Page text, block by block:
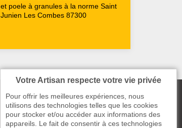
et poele à granules à la norme Saint
Junien Les Combes 87300
Votre Artisan respecte votre vie privée
Pour offrir les meilleures expériences, nous
utilisons des technologies telles que les cookies
pour stocker et/ou accéder aux informations des
appareils. Le fait de consentir à ces technologies